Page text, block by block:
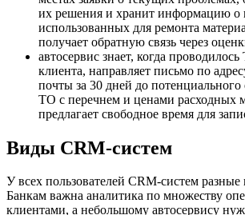
их решения и хранит информацию о
использованных для ремонта
получает обратную связь через
автосервис знает, когда
клиента, направляет письмо по
почты за 30 дней до
ТО с перечнем и ценами расходных
предлагает свободное время для
Виды CRM-систем
У всех пользователей CRM-систем разные
Банкам важна аналитика по множеству
клиентами, а небольшому автосервису